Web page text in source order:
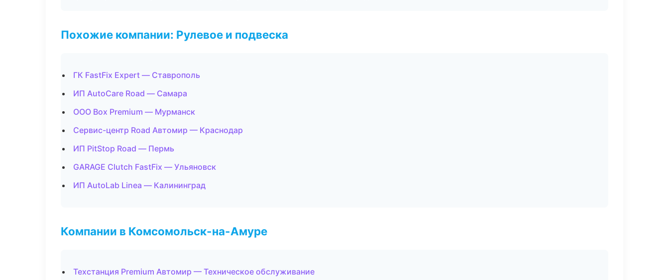
Похожие компании: Рулевое и подвеска
ГК FastFix Expert — Ставрополь
ИП AutoCare Road — Самара
ООО Box Premium — Мурманск
Сервис-центр Road Автомир — Краснодар
ИП PitStop Road — Пермь
GARAGE Clutch FastFix — Ульяновск
ИП AutoLab Linea — Калининград
Компании в Комсомольск-на-Амуре
Техстанция Premium Автомир — Техническое обслуживание